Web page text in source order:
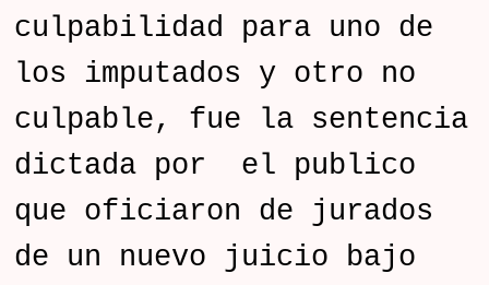
culpabilidad para uno de
los imputados y otro no
culpable, fue la sentencia
dictada por el publico
que oficiaron de jurados
de un nuevo juicio bajo